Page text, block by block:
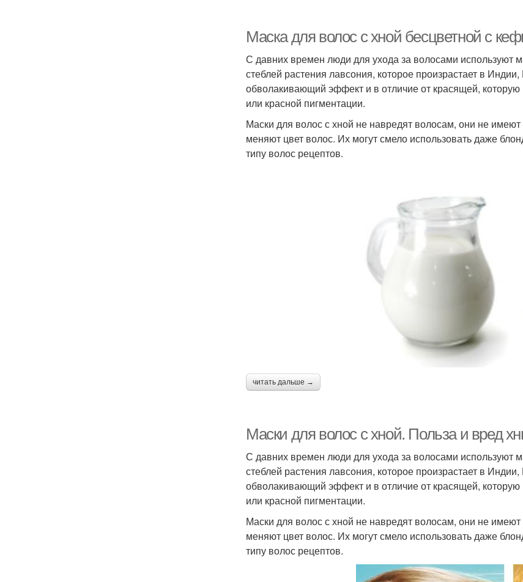
Маска для волос с хной бесцветной с
С давних времен люди для ухода за волосами используют
стеблей растения лавсония, которое произрастает в
обволакивающий эффект и в отличие от красящей,
или красной пигментации.
Маски для волос с хной не навредят волосам, они не
меняют цвет волос. Их могут смело использовать даже
типу волос рецептов.
читать дальше →
Маски для волос с хной. Польза и вред
С давних времен люди для ухода за волосами используют
стеблей растения лавсония, которое произрастает в
обволакивающий эффект и в отличие от красящей,
или красной пигментации.
Маски для волос с хной не навредят волосам, они не
меняют цвет волос. Их могут смело использовать даже
типу волос рецептов.